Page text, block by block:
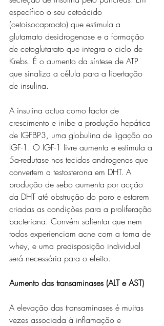
específico o seu cetoácido
(cetoisocaproato) que estimula a
glutamato desidrogenase e a formação
de cetoglutarato que integra o ciclo de
Krebs. É o aumento da síntese de ATP
que sinaliza a célula para a libertação
de insulina.
A insulina actua como factor de
crescimento e inibe a produção hepática
de IGFBP3, uma globulina de ligação ao
IGF-1. O IGF-1 livre aumenta e estimula a
5a-redutase nos tecidos androgenos que
convertem a testosterona em DHT. A
produção de sebo aumenta por acção
da DHT até obstrução do poro e estarem
criadas as condições para a proliferação
bacteriana. Convém salientar que nem
todos experienciam acne com a toma de
whey, e uma predisposição individual
será necessária para o efeito.
Aumento das transaminases (ALT e AST)
A elevação das transaminases é muitas
vezes associada à inflamação e